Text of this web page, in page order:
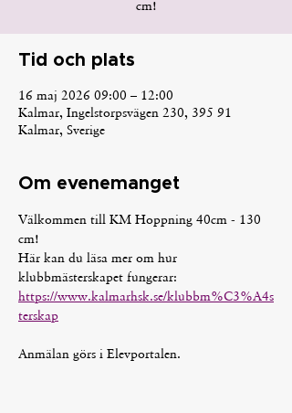
cm!
Tid och plats
16 maj 2026 09:00 – 12:00
Kalmar, Ingelstorpsvägen 230, 395 91
Kalmar, Sverige
Om evenemanget
Välkommen till KM Hoppning 40cm - 130
cm!
Här kan du läsa mer om hur
klubbmästerskapet fungerar:
https://www.kalmarhsk.se/klubbm%C3%A4s
terskap
Anmälan görs i Elevportalen.